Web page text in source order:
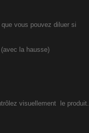
vous pouvez diluer si
la hausse)
visuellement le produit.